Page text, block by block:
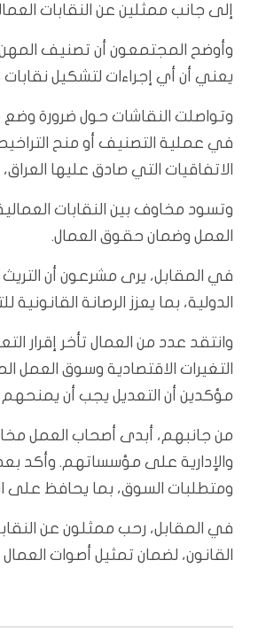
إلى جانب ممثلين عن النقابات
وأوضح المجتمعون أن تصنيف المهن
يعني أن أي إجراءات لتشكيل
وتواصلت النقاشات حول ضرورة وضع
في عملية التصنيف أو منح
الاتفاقيات التي صادق عليها
وتسود مخاوف بين النقابات
العمل وضمان حقوق العمال.
في المقابل، يرى مشرعون أن
الدولية، بما يعزز الرصانة القانونية
وانتقد عدد من العمال تأخر إقرار
التغيرات الاقتصادية وسوق العمل
مؤكدين أن التعديل يجب أن يمنحهم
من جانبهم، أبدى أصحاب العمل
والإدارية على مؤسساتهم. وأكد
ومتطلبات السوق، بما يحافظ على
في المقابل، رحب ممثلون عن
القانون، لضمان تمثيل أصوات